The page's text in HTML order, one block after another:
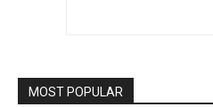
MOST POPULAR